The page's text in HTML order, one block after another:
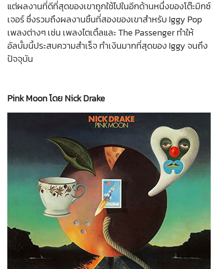
แต่ผลงานที่ดีที่สุดของเขาถูกใช้ไปในอีกด้านหนึ่งของโต๊ะมิกซ์
เจอร์ ซึ่งรวมถึงผลงานชิ้นที่สองของเขาสำหรับ Iggy Pop
เพลงต่างๆ เช่น เพลงไตเติ้ลและ The Passenger ทำให้
อัลบั้มนี้ประสบความสำเร็จ ทำเงินมากที่สุดของ Iggy จนถึง
ปัจจุบัน
Pink Moon โดย Nick Drake